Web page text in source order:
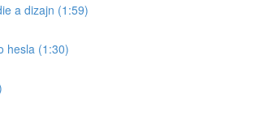
a dizajn (1:59)
hesla (1:30)